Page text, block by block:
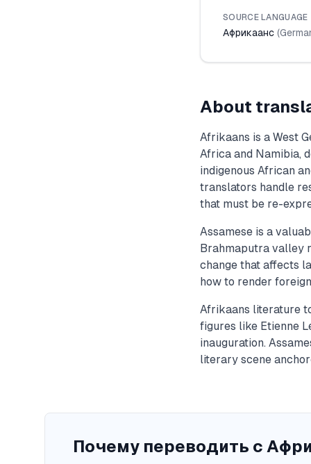
SOURCE LANGUAGE
Африкаанс (
About
Afrikaans is a West
Africa and Namibia,
indigenous African
translators handle
that must be re-
Assamese is a
Brahmaputra valley
change that affects
how to render
Afrikaans literature
figures like Etienne
inauguration.
literary scene
Почему переводить с